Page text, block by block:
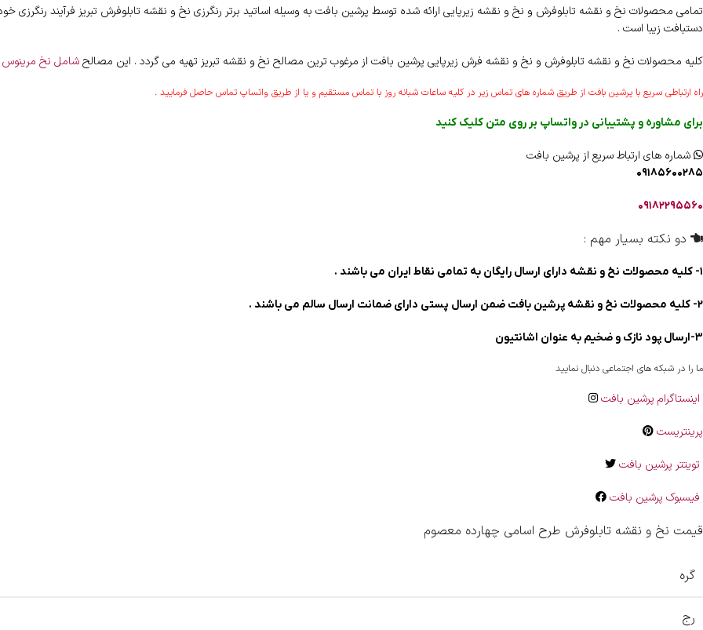
تمامی محصولات نخ و نقشه تابلوفرش و نخ و نقشه زیرپایی ارائه شده توسط پرشین بافت به وسیله اساتید برتر رنگرزی نخ و نقشه تابلوفرش تبریز فرآیند رنگرزی
دستبافت زیبا است .
کلیه محصولات نخ و نقشه تابلوفرش و نخ و نقشه فرش زیرپایی پرشین بافت از مرغوب ترین مصالح نخ و نقشه تبریز تهیه می گردد . این مصالحشامل نخ مرینوس
راه ارتباطی سریع با پرشین بافت از طریق شماره های تماس زیر در کلیه ساعات شبانه روز با تماس مستقیم و یا از طریق واتساپ تماس حاصل فرمایید .
برای مشاوره و پشتیبانی در واتساپ بر روی متن کلیک کنید
شماره های ارتباط سریع از پرشین بافت
۰۹۱۸۵۶۰۰۲۸۵
۰۹۱۸۲۲۹۵۵۶۰
دو نکته بسیار مهم :
۱- کلیه محصولات نخ و نقشه دارای ارسال رایگان به تمامی نقاط ایران می باشند .
۲- کلیه محصولات نخ و نقشه پرشین بافت ضمن ارسال پستی دارای ضمانت ارسال سالم می باشند .
3-ارسال پود نازک و ضخیم به عنوان اشانتیون
ما را در شبکه های اجتماعی دنبال نمایید
اینستاگرام پرشین بافت
پرینتریست
تویتتر پرشین بافت
فیسبوک پرشین بافت
قیمت نخ و نقشه تابلوفرش طرح اسامی چهارده معصوم
گره
رج